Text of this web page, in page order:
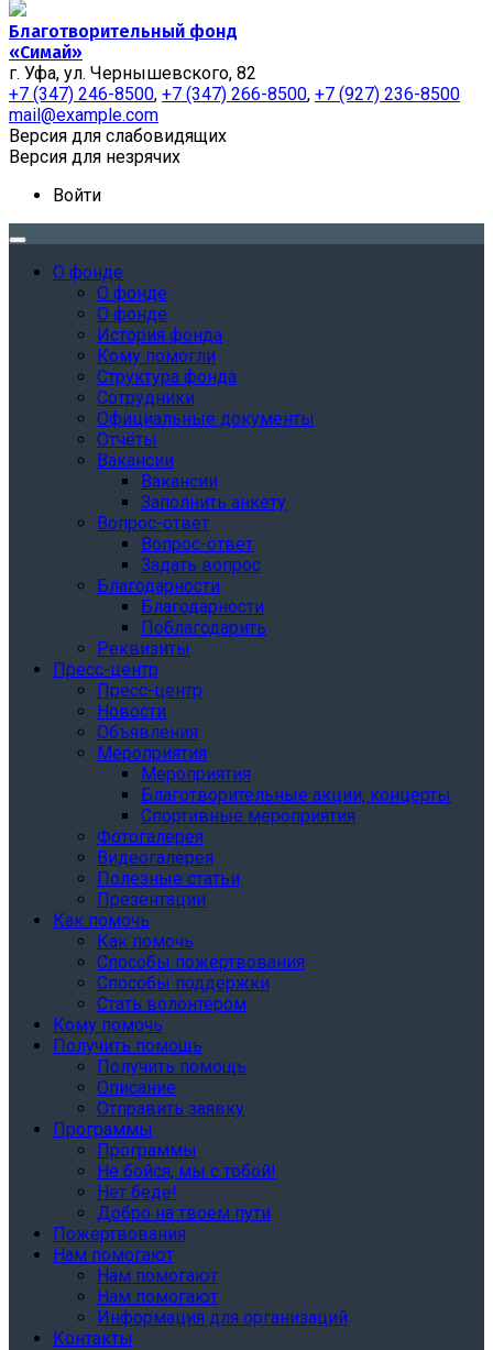
Благотворительный фонд
«Симай»
г. Уфа, ул. Чернышевского, 82
+7 (347) 246-8500, +7 (347) 266-8500, +7 (927) 236-8500
mail@example.com
Версия для слабовидящих
Версия для незрячих
Войти
О фонде
О фонде
О фонде
История фонда
Кому помогли
Структура фонда
Сотрудники
Официальные документы
Отчёты
Вакансии
Вакансии
Заполнить анкету
Вопрос-ответ
Вопрос-ответ
Задать вопрос
Благодарности
Благодарности
Поблагодарить
Реквизиты
Пресс-центр
Пресс-центр
Новости
Объявления
Мероприятия
Мероприятия
Благотворительные акции, концерты
Спортивные мероприятия
Фотогалерея
Видеогалерея
Полезные статьи
Презентации
Как помочь
Как помочь
Способы пожертвования
Способы поддержки
Стать волонтёром
Кому помочь
Получить помощь
Получить помощь
Описание
Отправить заявку
Программы
Программы
Не бойся, мы с тобой!
Нет беде!
Добро на твоем пути
Пожертвования
Нам помогают
Нам помогают
Нам помогают
Информация для организаций
Контакты